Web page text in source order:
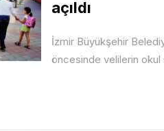
açıldı
İzmir Büyükşehir
öncesinde velilerin